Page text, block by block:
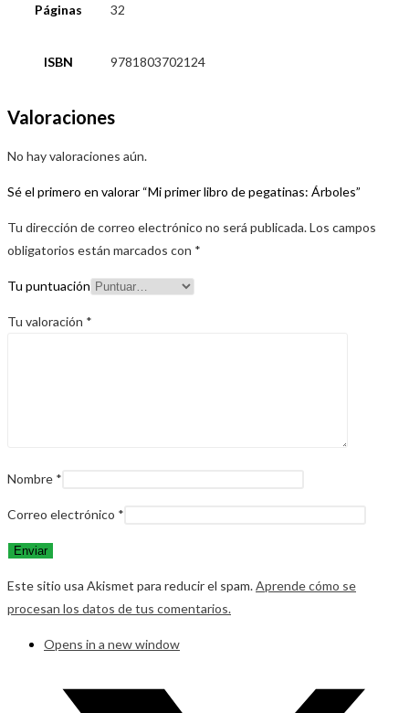
Páginas 32
ISBN 9781803702124
Valoraciones
No hay valoraciones aún.
Sé el primero en valorar “Mi primer libro de pegatinas: Árboles”
Tu dirección de correo electrónico no será publicada.Los campos
obligatorios están marcados con *
Tu puntuación
Tu valoración *
Nombre *
Correo electrónico *
Este sitio usa Akismet para reducir el spam.Aprende cómo se
procesan los datos de tus comentarios.
Opens in a new window